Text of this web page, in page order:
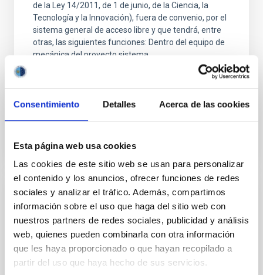
Consentimiento Detalles Acerca de las cookies
Esta página web usa cookies
Las cookies de este sitio web se usan para personalizar
el contenido y los anuncios, ofrecer funciones de redes
sociales y analizar el tráfico. Además, compartimos
información sobre el uso que haga del sitio web con
nuestros partners de redes sociales, publicidad y análisis
web, quienes pueden combinarla con otra información
que les haya proporcionado o que hayan recopilado a
partir del uso que haya hecho de sus servicios.
de la Ley 14/2011, de 1 de junio, de la Ciencia, la
Tecnología y la Innovación), fuera de convenio, por el
sistema general de acceso libre y que tendrá, entre
otras, las siguientes funciones: Dentro del equipo de
mecánica del proyecto sistema
Plazo de presentación hasta el
07/08/2026
En proceso
FIJO TURNO LIBRE
Un contrato - Técnico/a de Taller -
Especialidad Mecánica- Fijo Laboral - PS-
2026-032
Se convoca proceso selectivo para el ingreso, como